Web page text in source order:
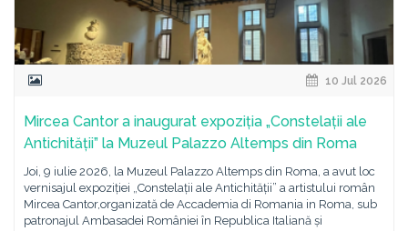
10 Jul 2026
Mircea Cantor a inaugurat expoziția „Constelații ale
Antichității” la Muzeul Palazzo Altemps din Roma
Joi, 9 iulie 2026, la Muzeul Palazzo Altemps din Roma, a avut loc
vernisajul expoziției „Constelații ale Antichității” a artistului român
Mircea Cantor,organizată de Accademia di Romania in Roma, sub
patronajul Ambasadei României în Republica Italiană și